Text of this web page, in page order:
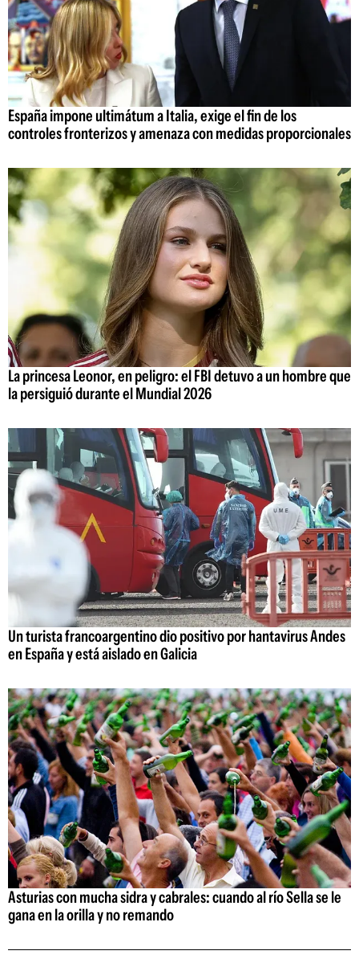
España impone ultimátum a Italia, exige el fin de los
controles fronterizos y amenaza con medidas proporcionales
La princesa Leonor, en peligro: el FBI detuvo a un hombre que
la persiguió durante el Mundial 2026
Un turista francoargentino dio positivo por hantavirus Andes
en España y está aislado en Galicia
Asturias con mucha sidra y cabrales: cuando al río Sella se le
gana en la orilla y no remando